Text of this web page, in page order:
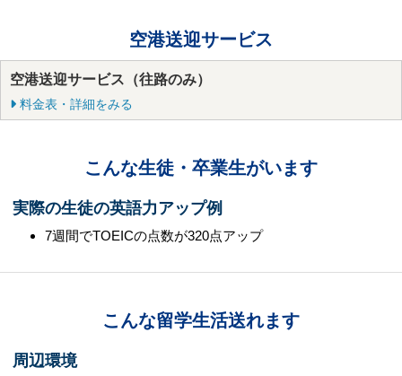
空港送迎サービス
空港送迎サービス（往路のみ）
料金表・詳細をみる
こんな生徒・卒業生がいます
実際の生徒の英語力アップ例
7週間でTOEICの点数が320点アップ
こんな留学生活送れます
周辺環境